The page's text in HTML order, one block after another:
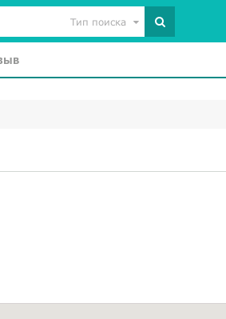
Тип поиска